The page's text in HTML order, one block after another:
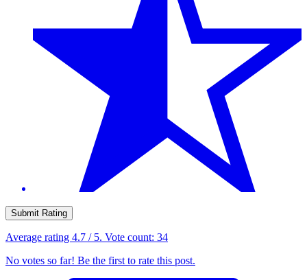
Submit Rating
Average rating 4.7 / 5. Vote count: 34
No votes so far! Be the first to rate this post.